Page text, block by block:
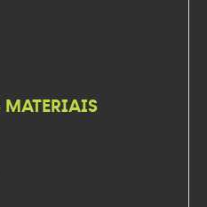
MATERIAIS